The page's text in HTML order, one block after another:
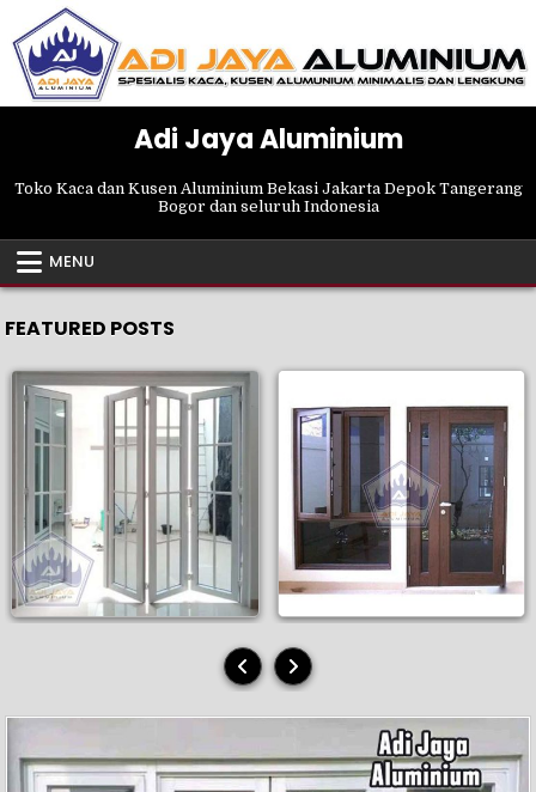
content
Adi Jaya Aluminium
Toko Kaca dan Kusen Aluminium Bekasi Jakarta Depok Tangerang
Bogor dan seluruh Indonesia
MENU
FEATURED POSTS